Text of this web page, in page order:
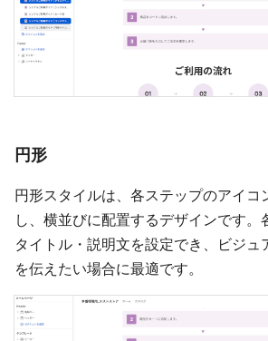
円形
円形スタイルは、各ステップのアイコ
し、横並びに配置するデザインです。
タイトル・説明文を設定でき、ビジュ
を伝えたい場合に最適です。